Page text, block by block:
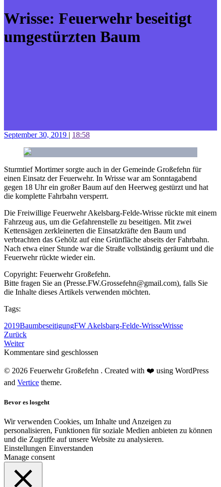
Wrisse: Feuerwehr beseitigt
umgestürzten Baum
September 30, 2019 | 18:58
Sturmtief Mortimer sorgte auch in der Gemeinde Großefehn für
einen Einsatz der Feuerwehr. In Wrisse war am Sonntagabend
gegen 18 Uhr ein großer Baum auf den Heerweg gestürzt und hat
die komplette Fahrbahn versperrt.
Die Freiwillige Feuerwehr Akelsbarg-Felde-Wrisse rückte mit einem
Fahrzeug aus, um die Gefahrenstelle zu beseitigen. Mit zwei
Kettensägen zerkleinerten die Einsatzkräfte den Baum und
verbrachten das Gehölz auf eine Grünfläche abseits der Fahrbahn.
Nach etwa einer Stunde war die Straße vollständig geräumt und die
Feuerwehr rückte wieder ein.
Copyright: Feuerwehr Großefehn.
Bitte fragen Sie an (Presse.FW.Grossefehn@gmail.com), falls Sie
die Inhalte dieses Artikels verwenden möchten.
Tags:
2019BaumbeseitigungFW Akelsbarg-Felde-WrisseWrisse
Zurück
Weiter
Kommentare sind geschlossen
© 2026 Feuerwehr Großefehn . Created with ❤️ using WordPress
and Vertice theme.
Bevor es losgeht
Wir verwenden Cookies, um Inhalte und Anzeigen zu
personalisieren, Funktionen für soziale Medien anbieten zu können
und die Zugriffe auf unsere Website zu analysieren.
Einstellungen Einverstanden
Manage consent